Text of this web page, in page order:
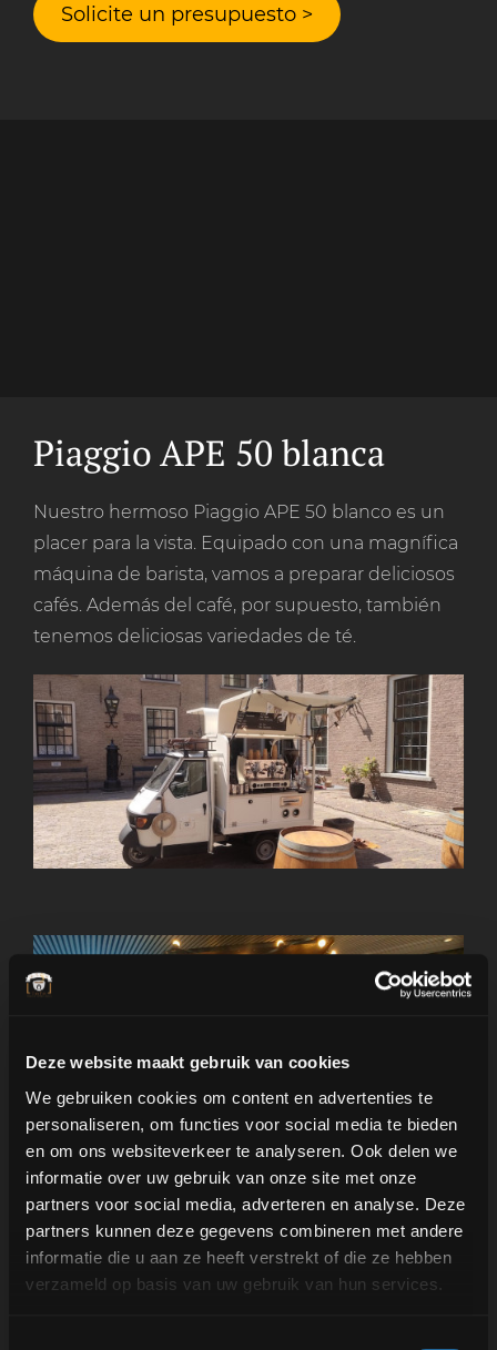
Deze website maakt gebruik van cookies
We gebruiken cookies om content en advertenties te
personaliseren, om functies voor social media te bieden
en om ons websiteverkeer te analyseren. Ook delen we
informatie over uw gebruik van onze site met onze
partners voor social media, adverteren en analyse. Deze
partners kunnen deze gegevens combineren met andere
informatie die u aan ze heeft verstrekt of die ze hebben
verzameld op basis van uw gebruik van hun services.
Solicite un presupuesto >
Piaggio APE 50 blanca
Nuestro hermoso Piaggio APE 50 blanco es un
placer para la vista. Equipado con una magnífica
máquina de barista, vamos a preparar deliciosos
cafés. Además del café, por supuesto, también
tenemos deliciosas variedades de té.
El Koffie TukTuk
Tenemos 3 preciosos TukTuks de café negros
que diariamente van de camino a fiestas y